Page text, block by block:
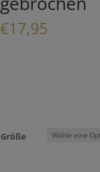
€17,95
Größe